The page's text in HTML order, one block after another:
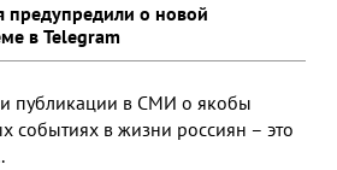
предупредили о новой
в Telegram
публикации в СМИ о якобы
событиях в жизни россиян – это